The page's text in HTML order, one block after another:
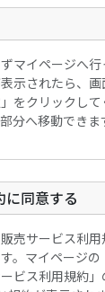
マイページへ行
示されたら、
をクリックし
分へ移動できま
同意する
売サービス利用
。マイページの
ビス利用規約」